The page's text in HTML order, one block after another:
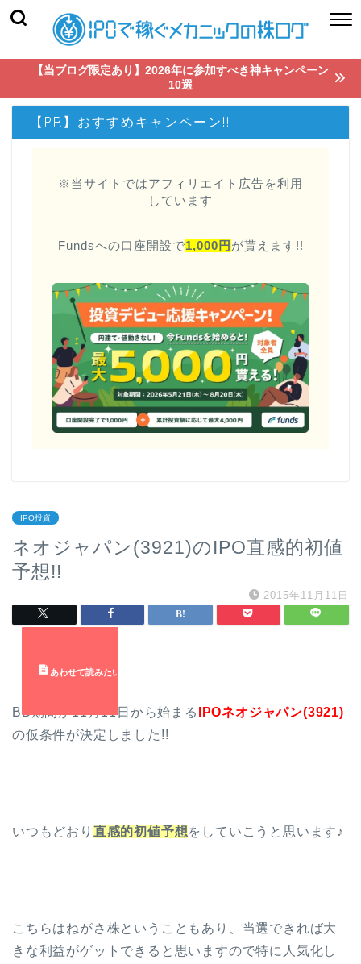
【当ブログ限定あり】2026年に参加すべき神キャンペーン
10選
【PR】おすすめキャンペーン!!
※当サイトではアフィリエイト広告を利用
しています
Fundsへの口座開設で1,000円 が貰えます!!
IPO投資
ネオジャパン(3921)のIPO直感的初値
予想!!
2015年11月11日
BB期間が11月11日から始まる
IPOネオジャパン(3921)
の仮条件が決定しました!!
いつもどおり 直感的初値予想をしていこうと思います♪
こちらはねがさ株ということもあり、当選できれば大
きな利益がゲットできると思いますので特に人気化し